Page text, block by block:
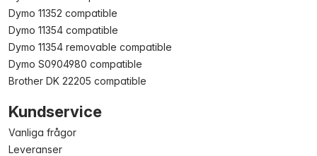
Dymo 11352 compatible
Dymo 11354 compatible
Dymo 11354 removable compatible
Dymo S0904980 compatible
Brother DK 22205 compatible
Kundservice
Vanliga frågor
Leveranser